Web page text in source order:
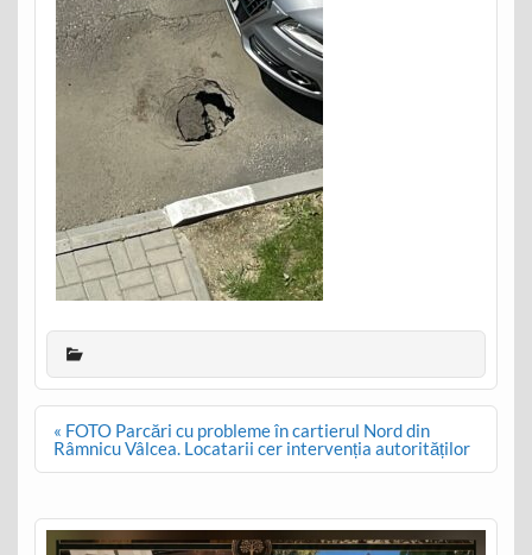
Post
navigation
« FOTO Parcări cu probleme în cartierul Nord din
Râmnicu Vâlcea. Locatarii cer intervenția autorităților